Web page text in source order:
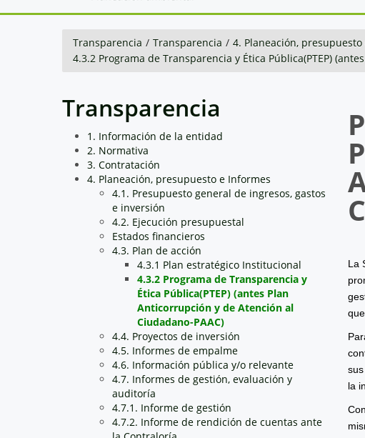
Transparencia / Transparencia / 4. Planeación,
4.3.2 Programa de Transparencia y Ética Pública(PTEP)
Transparencia
1. Información de la entidad
2. Normativa
3. Contratación
4. Planeación, presupuesto e Informes
4.1. Presupuesto general de ingresos, gastos
e inversión
4.2. Ejecución presupuestal
Estados financieros
4.3. Plan de acción
4.3.1 Plan estratégico Institucional
4.3.2 Programa de Transparencia y
Ética Pública(PTEP) (antes Plan
Anticorrupción y de Atención al
Ciudadano-PAAC)
4.4. Proyectos de inversión
4.5. Informes de empalme
4.6. Información pública y/o relevante
4.7. Informes de gestión, evaluación y
auditoría
4.7.1. Informe de gestión
4.7.2. Informe de rendición de cuentas ante
La
la